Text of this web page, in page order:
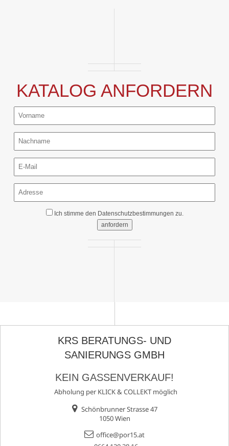
KATALOG ANFORDERN
Ich stimme den Datenschutzbestimmungen zu.
anfordern
KRS BERATUNGS- UND
SANIERUNGS GMBH
KEIN GASSENVERKAUF!
Abholung per KLICK & COLLEKT möglich
Schönbrunner Strasse 47
1050 Wien
office@por15.at